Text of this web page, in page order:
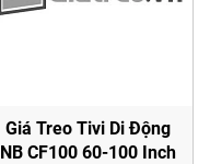
Giá Treo Tivi Di Động
NB CF100 60-100 Inch